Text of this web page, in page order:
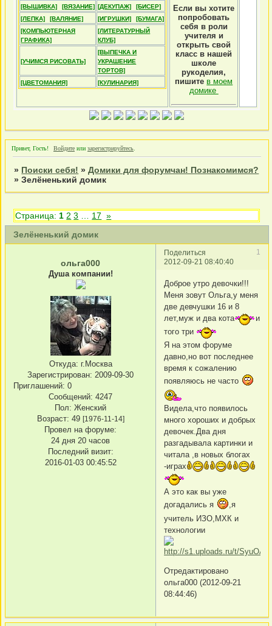
[ВЫШИВКА] [ВЯЗАНИЕ] [ДЕКУПАЖ]
[БИСЕР]
[ЛЕПКА]
[ВАЛЯНИЕ] [ИГРУШКИ]
[БУМАГА]
[КОМПЬЮТЕРНАЯ
ГРАФИКА]
[ЛИТЕРАТУРНЫЙ
КЛУБ]
[УЧИМСЯ РИСОВАТЬ]
[ВЫПЕЧКА И
УКРАШЕНИЕ
ТОРТОВ]
[ЦВЕТОМАНИЯ]
[КУЛИНАРИЯ]
Если вы хотите
попробовать
себя в роли
учителя и
открыть свой
класс в нашей
школе
рукоделия,
пишите в моем
домике
Привет, Гость! Войдите или зарегистрируйтесь
» Поиски себя! »Домики для форумчан! Познакомимся?
»Зелёненький домик
Зелёненький домик
Страница: 1 2 3 17 »
Поделиться
1
2012-09-21 08:40:40
ольга000
Душа компании!
Откуда: г.Москва
Зарегистрирован: 2009-09-30
Приглашений: 0
Сообщений: 4247
Пол: Женский
Возраст: 49 [1976-11-14]
Провел на форуме:
24 дня 20 часов
Последний визит:
2016-01-03 00:45:52
Доброе утро девочки!!!
Меня зовут Ольга,у меня
две девчушки 16 и 8
лет,муж и два кота
и
того три
Я на этом форуме
давно,но вот последнее
время к сожалению
появляюсь не часто
Видела,что появилось
много хороших и добрых
девочек.Два дня
разгадывала картинки и
читала ,в новых блогах
-играх
А это как вы уже
догадались я
,я
учитель ИЗО,МХК и
технологии
Отредактировано
ольга000 (2012-09-21
08:44:46)